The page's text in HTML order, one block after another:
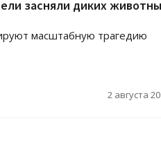
засняли диких
масштабную трагедию
2 августа